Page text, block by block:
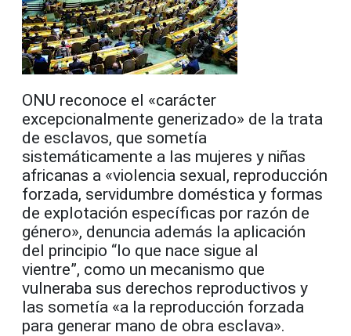
ONU reconoce el «carácter
excepcionalmente generizado» de la trata
de esclavos, que sometía
sistemáticamente a las mujeres y niñas
africanas a «violencia sexual, reproducción
forzada, servidumbre doméstica y formas
de explotación específicas por razón de
género», denuncia además la aplicación
del principio “lo que nace sigue al
vientre”, como un mecanismo que
vulneraba sus derechos reproductivos y
las sometía «a la reproducción forzada
para generar mano de obra esclava».